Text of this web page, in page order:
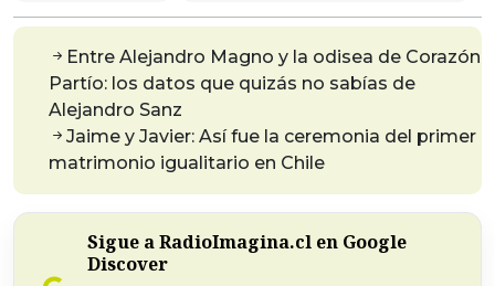
Entre Alejandro Magno y la odisea de Corazón
Partío: los datos que quizás no sabías de
Alejandro Sanz
Jaime y Javier: Así fue la ceremonia del primer
matrimonio igualitario en Chile
Sigue a RadioImagina.cl en Google
Discover